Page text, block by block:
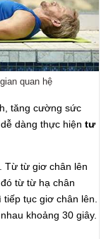
quan hệ
tăng cường sức
dàng thực hiệntư
Từ từ giơ chân lên
từ từ hạ chân
tục giơ chân lên.
khoảng 30 giây.